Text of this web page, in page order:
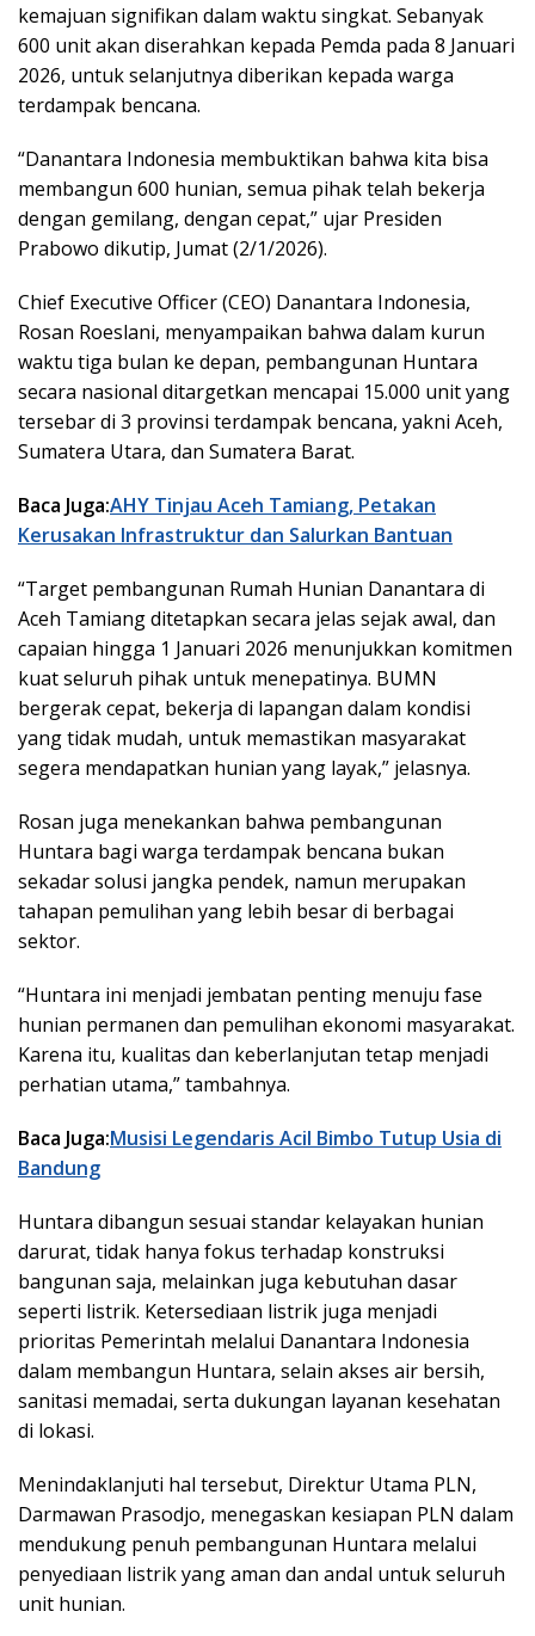
kemajuan signifikan dalam waktu singkat. Sebanyak
600 unit akan diserahkan kepada Pemda pada 8 Januari
2026, untuk selanjutnya diberikan kepada warga
terdampak bencana.
“Danantara Indonesia membuktikan bahwa kita bisa
membangun 600 hunian, semua pihak telah bekerja
dengan gemilang, dengan cepat,” ujar Presiden
Prabowo dikutip, Jumat (2/1/2026).
Chief Executive Officer (CEO) Danantara Indonesia,
Rosan Roeslani, menyampaikan bahwa dalam kurun
waktu tiga bulan ke depan, pembangunan Huntara
secara nasional ditargetkan mencapai 15.000 unit yang
tersebar di 3 provinsi terdampak bencana, yakni Aceh,
Sumatera Utara, dan Sumatera Barat.
Baca Juga:AHY Tinjau Aceh Tamiang, Petakan
Kerusakan Infrastruktur dan Salurkan Bantuan
“Target pembangunan Rumah Hunian Danantara di
Aceh Tamiang ditetapkan secara jelas sejak awal, dan
capaian hingga 1 Januari 2026 menunjukkan komitmen
kuat seluruh pihak untuk menepatinya. BUMN
bergerak cepat, bekerja di lapangan dalam kondisi
yang tidak mudah, untuk memastikan masyarakat
segera mendapatkan hunian yang layak,” jelasnya.
Rosan juga menekankan bahwa pembangunan
Huntara bagi warga terdampak bencana bukan
sekadar solusi jangka pendek, namun merupakan
tahapan pemulihan yang lebih besar di berbagai
sektor.
“Huntara ini menjadi jembatan penting menuju fase
hunian permanen dan pemulihan ekonomi masyarakat.
Karena itu, kualitas dan keberlanjutan tetap menjadi
perhatian utama,” tambahnya.
Baca Juga:Musisi Legendaris Acil Bimbo Tutup Usia di
Bandung
Huntara dibangun sesuai standar kelayakan hunian
darurat, tidak hanya fokus terhadap konstruksi
bangunan saja, melainkan juga kebutuhan dasar
seperti listrik. Ketersediaan listrik juga menjadi
prioritas Pemerintah melalui Danantara Indonesia
dalam membangun Huntara, selain akses air bersih,
sanitasi memadai, serta dukungan layanan kesehatan
di lokasi.
Menindaklanjuti hal tersebut, Direktur Utama PLN,
Darmawan Prasodjo, menegaskan kesiapan PLN dalam
mendukung penuh pembangunan Huntara melalui
penyediaan listrik yang aman dan andal untuk seluruh
unit hunian.